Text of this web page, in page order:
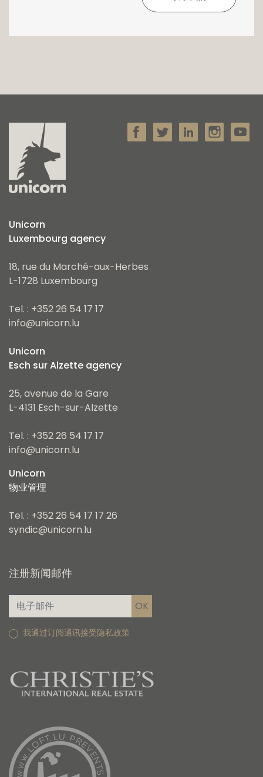
Unicorn
Luxembourg agency
18, rue du Marché-aux-Herbes
L-1728 Luxembourg
Tel. : +352 26 54 17 17
info@unicorn.lu
Unicorn
Esch sur Alzette agency
25, avenue de la Gare
L-4131 Esch-sur-Alzette
Tel. : +352 26 54 17 17
info@unicorn.lu
Unicorn
物业管理
Tel. : +352 26 54 17 17 26
syndic@unicorn.lu
注册新闻邮件
我通过订阅通讯接受隐私政策